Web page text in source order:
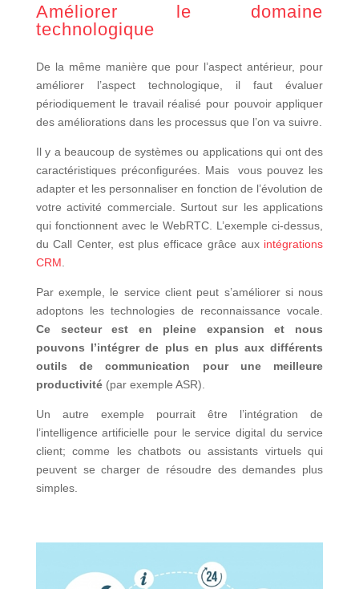
Améliorer le domaine
technologique
De la même manière que pour l’aspect antérieur, pour
améliorer l’aspect technologique, il faut évaluer
périodiquement le travail réalisé pour pouvoir appliquer
des améliorations dans les processus que l’on va suivre.
Il y a beaucoup de systèmes ou applications qui ont des
caractéristiques préconfigurées. Mais vous pouvez les
adapter et les personnaliser en fonction de l’évolution de
votre activité commerciale. Surtout sur les applications
qui fonctionnent avec le WebRTC. L’exemple ci-dessus,
du Call Center, est plus efficace grâce auxintégrations
CRM
Par exemple, le service client peut s’améliorer si nous
adoptons les technologies de reconnaissance vocale.
Ce secteur est en pleine expansion et nous
pouvons l’intégrer de plus en plus aux différents
outils de communication pour une meilleure
productivité(par exemple ASR).
Un autre exemple pourrait être l’intégration de
l’intelligence artificielle pour le service digital du service
client; comme les chatbots ou assistants virtuels qui
peuvent se charger de résoudre des demandes plus
simples.